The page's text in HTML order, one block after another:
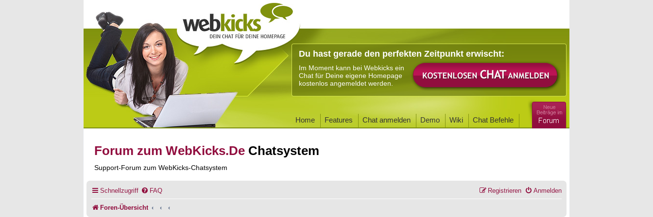
Du hast gerade den perfekten Zeitpunkt erwischt:
Im Moment kann bei Webkicks ein
Chat für Deine eigene Homepage
kostenlos angemeldet werden.
Home Features Chat anmelden Demo Wiki Chat Befehle
Forum zum WebKicks.De Chatsystem
Support-Forum zum WebKicks-Chatsystem
Schnellzugriff FAQ Anmelden
Registrieren
Foren-Übersicht